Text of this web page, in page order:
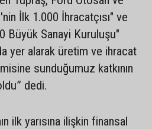
İlk 1.000 İhracatçısı" ve
Büyük Sanayi Kuruluşu"
yer alarak üretim ve ihracat
sunduğumuz katkının
dedi.
ilk yarısına ilişkin finansal